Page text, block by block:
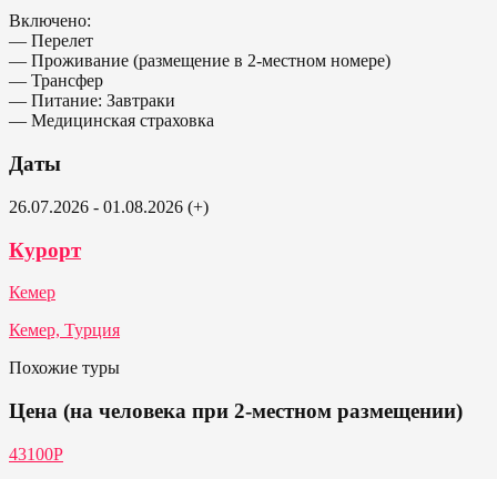
Включено:
— Перелет
— Проживание (размещение в 2-местном номере)
— Трансфер
— Питание: Завтраки
— Медицинская страховка
Даты
26.07.2026 - 01.08.2026 (+)
Курорт
Кемер
Кемер, Турция
Похожие туры
Цена (на человека при 2-местном размещении)
43100P